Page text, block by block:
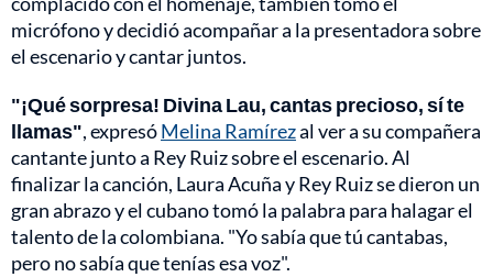
micrófono y decidió acompañar a la presentadora sobre
el escenario y cantar juntos.
"¡Qué sorpresa! Divina Lau, cantas precioso, sí te
llamas", expresóMelina Ramírezal ver a su compañera
cantante junto a Rey Ruiz sobre el escenario. Al
finalizar la canción, Laura Acuña y Rey Ruiz se dieron un
gran abrazo y el cubano tomó la palabra para halagar el
talento de la colombiana. "Yo sabía que tú cantabas,
pero no sabía que tenías esa voz".